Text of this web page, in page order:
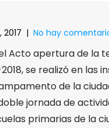
| No hay
Acto apertura de la
se realizó en las
de la
jornada de
primarias de la